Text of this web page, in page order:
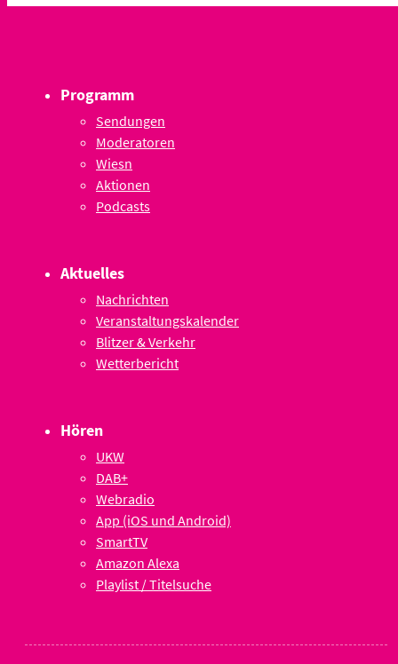
Programm
Sendungen
Moderatoren
Wiesn
Aktionen
Podcasts
Aktuelles
Nachrichten
Veranstaltungskalender
Blitzer & Verkehr
Wetterbericht
Hören
UKW
DAB+
Webradio
App (iOS und Android)
SmartTV
Amazon Alexa
Playlist / Titelsuche